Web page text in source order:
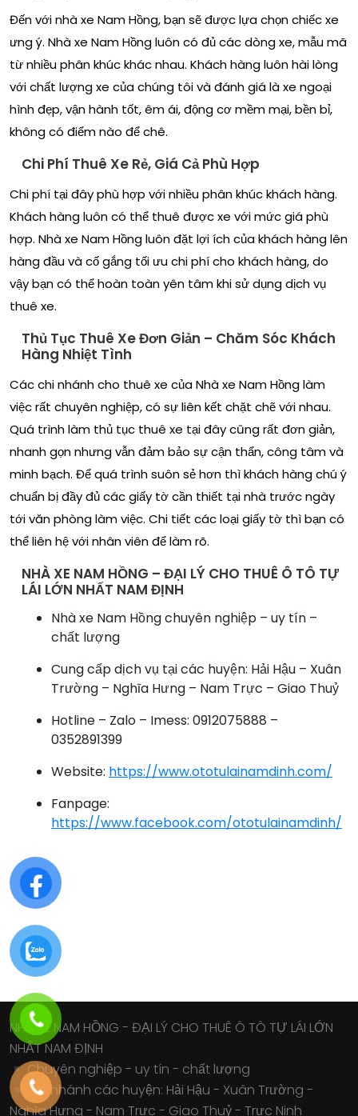
Đến với nhà xe Nam Hồng, bạn sẽ được lựa chọn chiếc xe
ưng ý. Nhà xe Nam Hồng luôn có đủ các dòng xe, mẫu mã
từ nhiều phân khúc khác nhau. Khách hàng luôn hài lòng
với chất lượng xe của chúng tôi và đánh giá là xe ngoại
hình đẹp, vận hành tốt, êm ái, động cơ mềm mại, bền bỉ,
không có điểm nào để chê.
Chi Phí Thuê Xe Rẻ, Giá Cả Phù Hợp
Chi phí tại đây phù hợp với nhiều phân khúc khách hàng.
Khách hàng luôn có thể thuê được xe với mức giá phù
hợp. Nhà xe Nam Hồng luôn đặt lợi ích của khách hàng lên
hàng đầu và cố gắng tối ưu chi phí cho khách hàng, do
vậy bạn có thể hoàn toàn yên tâm khi sử dụng dịch vụ
thuê xe.
Thủ Tục Thuê Xe Đơn Giản – Chăm Sóc Khách
Hàng Nhiệt Tình
Các chi nhánh cho thuê xe của Nhà xe Nam Hồng làm
việc rất chuyên nghiệp, có sự liên kết chặt chẽ với nhau.
Quá trình làm thủ tục thuê xe tại đây cũng rất đơn giản,
nhanh gọn nhưng vẫn đảm bảo sự cận thẩn, công tâm và
minh bạch. Để quá trình suôn sẻ hơn thì khách hàng chú ý
chuẩn bị đầy đủ các giấy tờ cần thiết tại nhà trước ngày
tới văn phòng làm việc. Chi tiết các loại giấy tờ thì bạn có
thể liên hệ với nhân viên để làm rõ.
NHÀ XE NAM HỒNG – ĐẠI LÝ CHO THUÊ Ô TÔ TỰ
LÁI LỚN NHẤT NAM ĐỊNH
Nhà xe Nam Hồng chuyên nghiệp – uy tín –
chất lượng
Cung cấp dịch vụ tại các huyện: Hải Hậu – Xuân
Trường – Nghĩa Hưng – Nam Trực – Giao Thuỷ
Hotline – Zalo – Imess: 0912075888 –
0352891399
Website: https://www.ototulainamdinh.com/
Fanpage:
https://www.facebook.com/ototulainamdinh/
NHÀ XE NAM HỒNG - ĐẠI LÝ CHO THUÊ Ô TÔ TỰ LÁI LỚN
NHẤT NAM ĐỊNH
Chuyên nghiệp - uy tín - chất lượng
Chi nhánh các huyện: Hải Hậu - Xuân Trường -
Nghĩa Hưng - Nam Trực - Giao Thuỷ - Trực Ninh